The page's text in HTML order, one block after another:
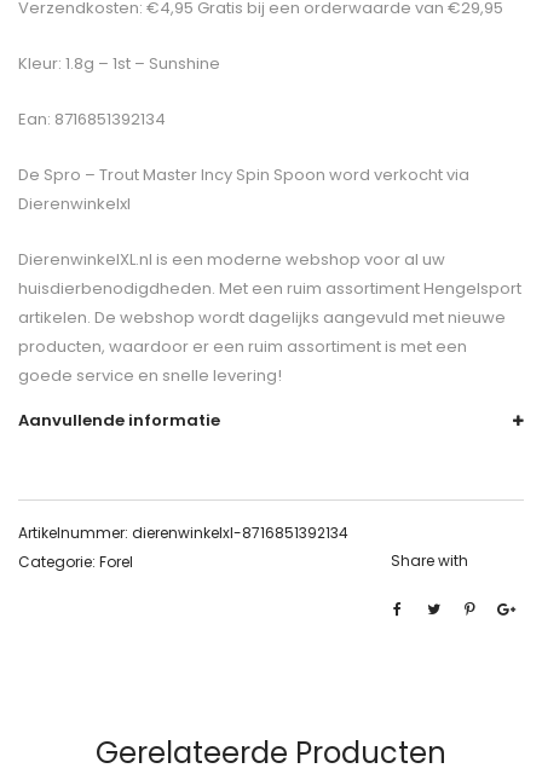
Verzendkosten: €4,95 Gratis bij een orderwaarde van €29,95
Kleur: 1.8g – 1st – Sunshine
Ean: 8716851392134
De Spro – Trout Master Incy Spin Spoon word verkocht via
Dierenwinkelxl
DierenwinkelXL.nl is een moderne webshop voor al uw
huisdierbenodigdheden. Met een ruim assortiment Hengelsport
artikelen. De webshop wordt dagelijks aangevuld met nieuwe
producten, waardoor er een ruim assortiment is met een
goede service en snelle levering!
Aanvullende informatie
Artikelnummer: dierenwinkelxl-8716851392134
Categorie: Forel Share with
Gerelateerde Producten